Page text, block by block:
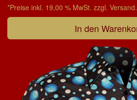
*Preise inkl. 19,00 % MwSt. zzgl. Versand.